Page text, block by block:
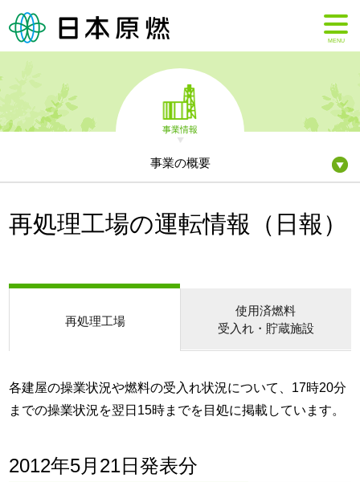
MENU
事業情報
事業の概要
再処理工場の運転情報（日報）
再処理工場
使用済燃料
受入れ・貯蔵施設
各建屋の操業状況や燃料の受入れ状況について、17時20分
までの操業状況を翌日15時までを目処に掲載しています。
2012年5月21日発表分